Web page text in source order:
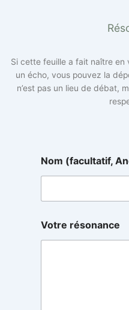
Si cette feuille a fait naître en
un écho, vous pouvez la
n’est pas un lieu de débat,
Nom (facultatif,
é
f
Votre résonance